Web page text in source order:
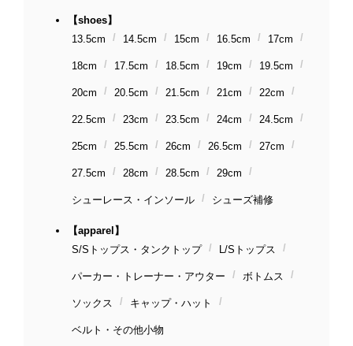
【shoes】
13.5cm
14.5cm 15cm 16.5cm 17cm
18cm 17.5cm 18.5cm 19cm 19.5cm
20cm 20.5cm 21.5cm 21cm 22cm
22.5cm 23cm 23.5cm 24cm 24.5cm
25cm 25.5cm 26cm 26.5cm 27cm
27.5cm 28cm 28.5cm 29cm
シューレース・インソール シューズ補修
【apparel】
S/Sトップス・タンクトップ
L/Sトップス
パーカー・トレーナー・アウター ボトムス
ソックス キャップ・ハット
ベルト・その他小物